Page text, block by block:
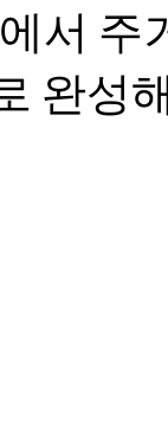
서
완성